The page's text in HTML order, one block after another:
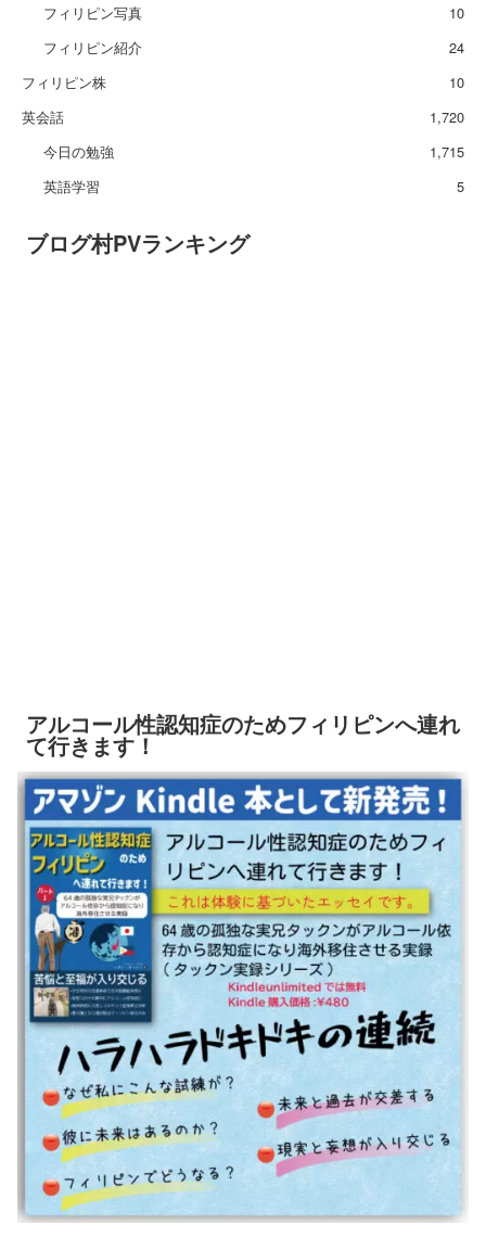
フィリピン写真
10
フィリピン紹介
24
フィリピン株
10
英会話
1,720
今日の勉強
1,715
英語学習
5
ブログ村PVランキング
アルコール性認知症のためフィリピンへ連れ
て行きます！